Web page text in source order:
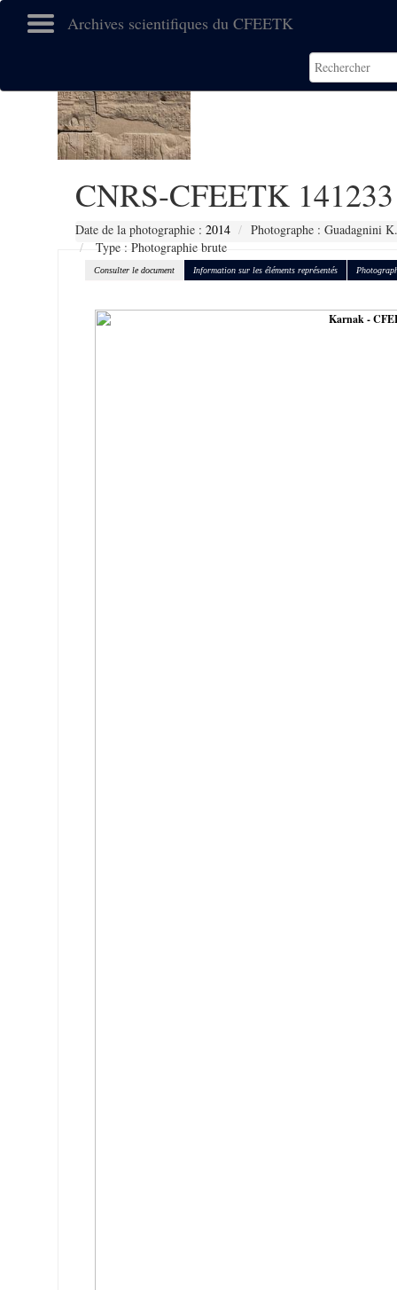
Archives scientifiques du CFEETK
CNRS-CFEETK 141233
Date de la photographie : 2014
Photographe : Guadagnini K.
Type : Photographie brute
Consulter le document Information sur les éléments représentés